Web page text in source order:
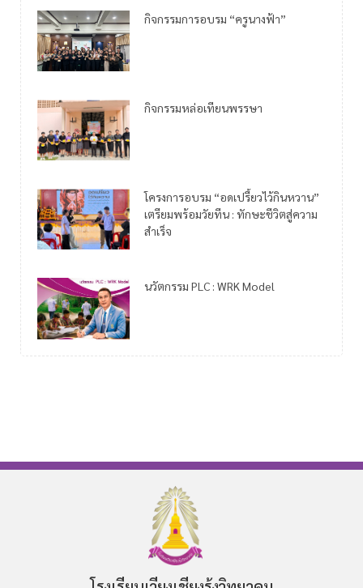
กิจกรรมการอบรม “ครูนางฟ้า”
กิจกรรมหล่อเทียนพรรษา
โครงการอบรม “อดเปรี้ยวไว้กินหวาน”
เตรียมพร้อมวัยทีน : ทักษะชีวิตสู่ความ
สำเร็จ
นวัตกรรม PLC : WRK Model